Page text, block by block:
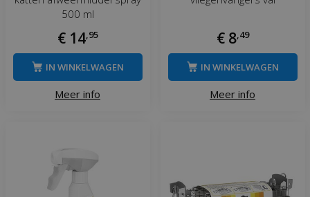
500 ml
€ 14 95
Meer info
IN WINKELWAGEN
€ 8 49
Meer info
IN WINKELWAGEN